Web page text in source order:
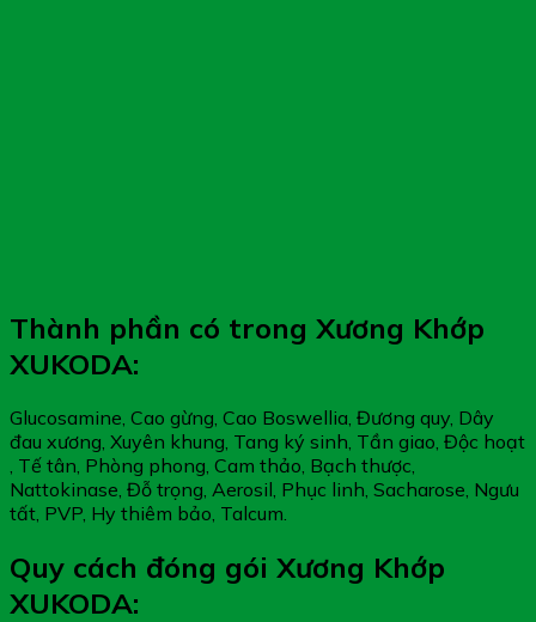
Thành phần có trong Xương Khớp
XUKODA:
Glucosamine, Cao gừng, Cao Boswellia, Đương quy, Dây
đau xương, Xuyên khung, Tang ký sinh, Tần giao, Độc hoạt
, Tế tân, Phòng phong, Cam thảo, Bạch thược,
Nattokinase, Đỗ trọng, Aerosil, Phục linh, Sacharose, Ngưu
tất, PVP, Hy thiêm bảo, Talcum.
Quy cách đóng gói Xương Khớp
XUKODA: